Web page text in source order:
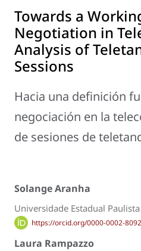
Towards a
Negotiation in
Analysis of
Sessions
Hacia una definición
negociación en la
de sesiones de
Solange Aranha
Universidade Estadual
https://orcid.org/0000-0002-
Laura Rampazzo